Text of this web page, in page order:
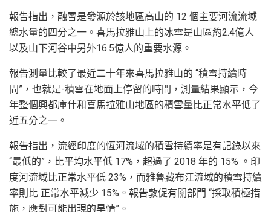
報告指出，融雪是發源於該地區高山的 12 個主要河流流域
總水量的四分之一。喜馬拉雅山上的冰雪是山區約2.4億人
以及山下河谷中另外16.5億人的重要水源。
報告測量比較了最近二十年來喜馬拉雅山的 “積雪持續時
間”，也就是-積雪在地面上停留的時間，測量結果顯示，今
年整個興都庫什和喜馬拉雅山地區的積雪量比正常水平低了
近五分之一。
報告指出，流經印度的恆河流域的積雪持續率是有記錄以來
“最低的”，比平均水平低 17%，超過了 2018 年的 15% 。印
度河流域比正常水平低 23%，而雅魯藏布江流域的積雪持續
率則比 正常水平減少 15%。報告敦促有關部門 “採取積極措
施，應對可能出現的旱情”。